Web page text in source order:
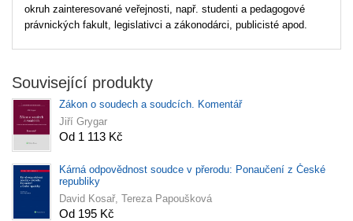
okruh zainteresované veřejnosti, např. studenti a pedagogové
právnických fakult, legislativci a zákonodárci, publicisté apod.
Související produkty
Zákon o soudech a soudcích. Komentář
Jiří Grygar
Od 1 113 Kč
Kárná odpovědnost soudce v přerodu: Ponaučení z České
republiky
David Kosař, Tereza Papoušková
Od 195 Kč